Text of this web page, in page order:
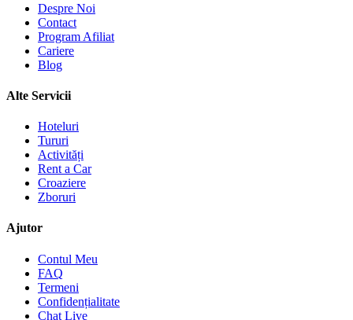
Despre Noi
Contact
Program Afiliat
Cariere
Blog
Alte Servicii
Hoteluri
Tururi
Activități
Rent a Car
Croaziere
Zboruri
Ajutor
Contul Meu
FAQ
Termeni
Confidențialitate
Chat Live